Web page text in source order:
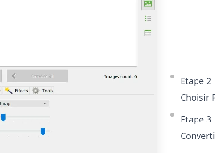
Etape 2
Choisir
Etape 3